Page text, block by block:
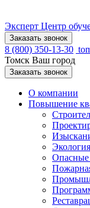
Эксперт Центр
Заказать звонок
8 (800) 350-13-30
Томск Ваш город
Заказать звонок
О компании
Повышение
Экология
Опасные